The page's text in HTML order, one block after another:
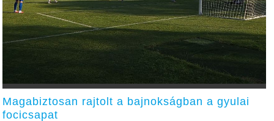
Magabiztosan rajtolt a bajnokságban a gyulai
focicsapat